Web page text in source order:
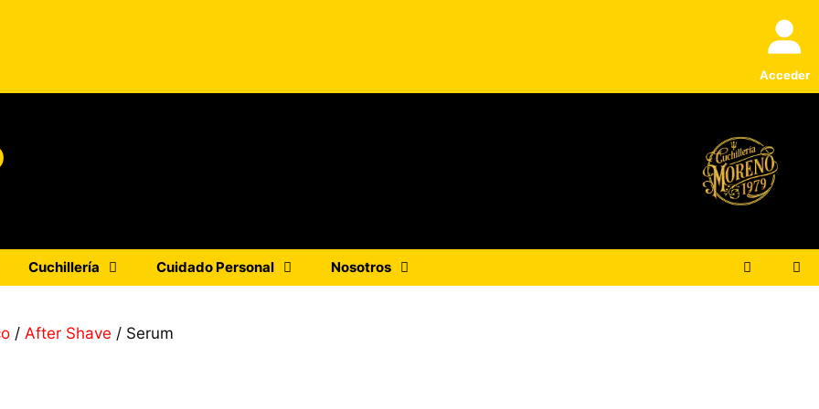
Acceder
Cuchillería Cuidado Personal Nosotros
/ After Shave / Serum